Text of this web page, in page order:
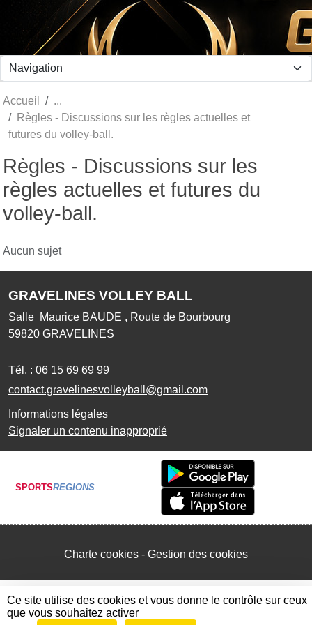
Accueil
Règles - Discussions sur les règles actuelles et
futures du volley-ball.
Règles - Discussions sur les
règles actuelles et futures du
volley-ball.
Aucun sujet
GRAVELINES VOLLEY BALL
Salle Maurice BAUDE , Route de Bourbourg
59820 GRAVELINES
Tél. : 06 15 69 69 99
contact.gravelinesvolleyball@gmail.com
Informations légales
Signaler un contenu inapproprié
SPORTSREGIONS
Charte cookies Gestion des cookies
Panneau de gestion des cookies
Ce site utilise des cookies et vous donne le contrôle sur ceux
que vous souhaitez activer